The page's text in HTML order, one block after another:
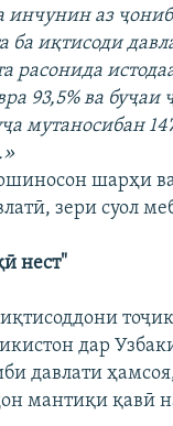
инчунин аз
ба иқтисоди
расонида
93,5% ва
мутаносибан
шарҳи
зери суол
нест"
дар
давлати
мантиқи қавӣ